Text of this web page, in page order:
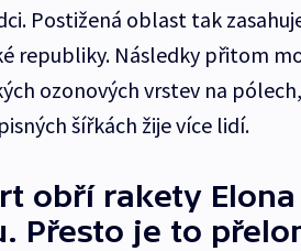
Postižená oblast tak
republiky. Následky přitom
ozonových vrstev na
šířkách žije více lidí.
obří rakety Elona
Přesto je to